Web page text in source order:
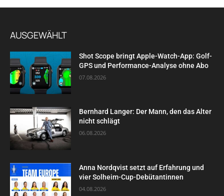
AUSGEWÄHLT
Shot Scope bringt Apple-Watch-App: Golf-
GPS und Performance-Analyse ohne Abo
07.08.2026
Bernhard Langer: Der Mann, den das Alter
nicht schlägt
06.08.2026
Anna Nordqvist setzt auf Erfahrung und
vier Solheim-Cup-Debütantinnen
04.08.2026